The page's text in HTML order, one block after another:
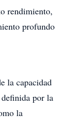
rendimiento,
profundo
la capacidad
por la
la